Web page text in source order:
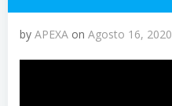
by APEXA on Agosto 16, 2020